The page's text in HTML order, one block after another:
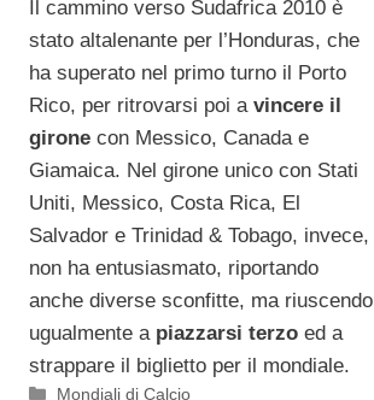
Il cammino verso Sudafrica 2010 è
stato altalenante per l’Honduras, che
ha superato nel primo turno il Porto
Rico, per ritrovarsi poi a vincere il
gironecon Messico, Canada e
Giamaica. Nel girone unico con Stati
Uniti, Messico, Costa Rica, El
Salvador e Trinidad & Tobago, invece,
non ha entusiasmato, riportando
anche diverse sconfitte, ma riuscendo
ugualmente a piazzarsi terzoed a
strappare il biglietto per il mondiale.
Categorie
Mondiali di Calcio